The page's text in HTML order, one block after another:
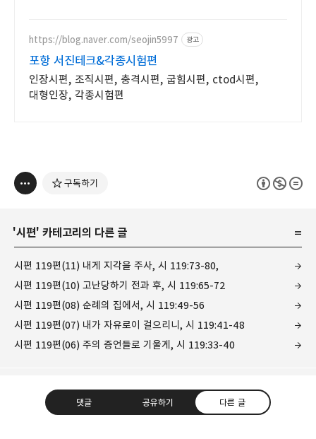
https://blog.naver.com/seojin5997 광고
포항 서진테크&각종시험편
인장시편, 조직시편, 충격시편, 굽힘시편, ctod시편,
대형인장, 각종시험편
구독하기
'시편' 카테고리의 다른 글
시편 119편(11) 내게 지각을 주사, 시 119:73-80,
시편 119편(10) 고난당하기 전과 후, 시 119:65-72
시편 119편(08) 순례의 집에서, 시 119:49-56
시편 119편(07) 내가 자유로이 걸으리니, 시 119:41-48
시편 119편(06) 주의 증언들로 기울게, 시 119:33-40
댓글 공유하기 다른 글